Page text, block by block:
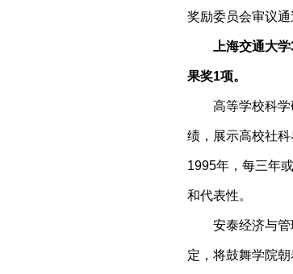
奖励委员会审议
上海交通大
果奖1项。
高等学校科
绩，展示高校社
1995年，每三年
和代表性。
安泰经济与
定，将鼓舞学院